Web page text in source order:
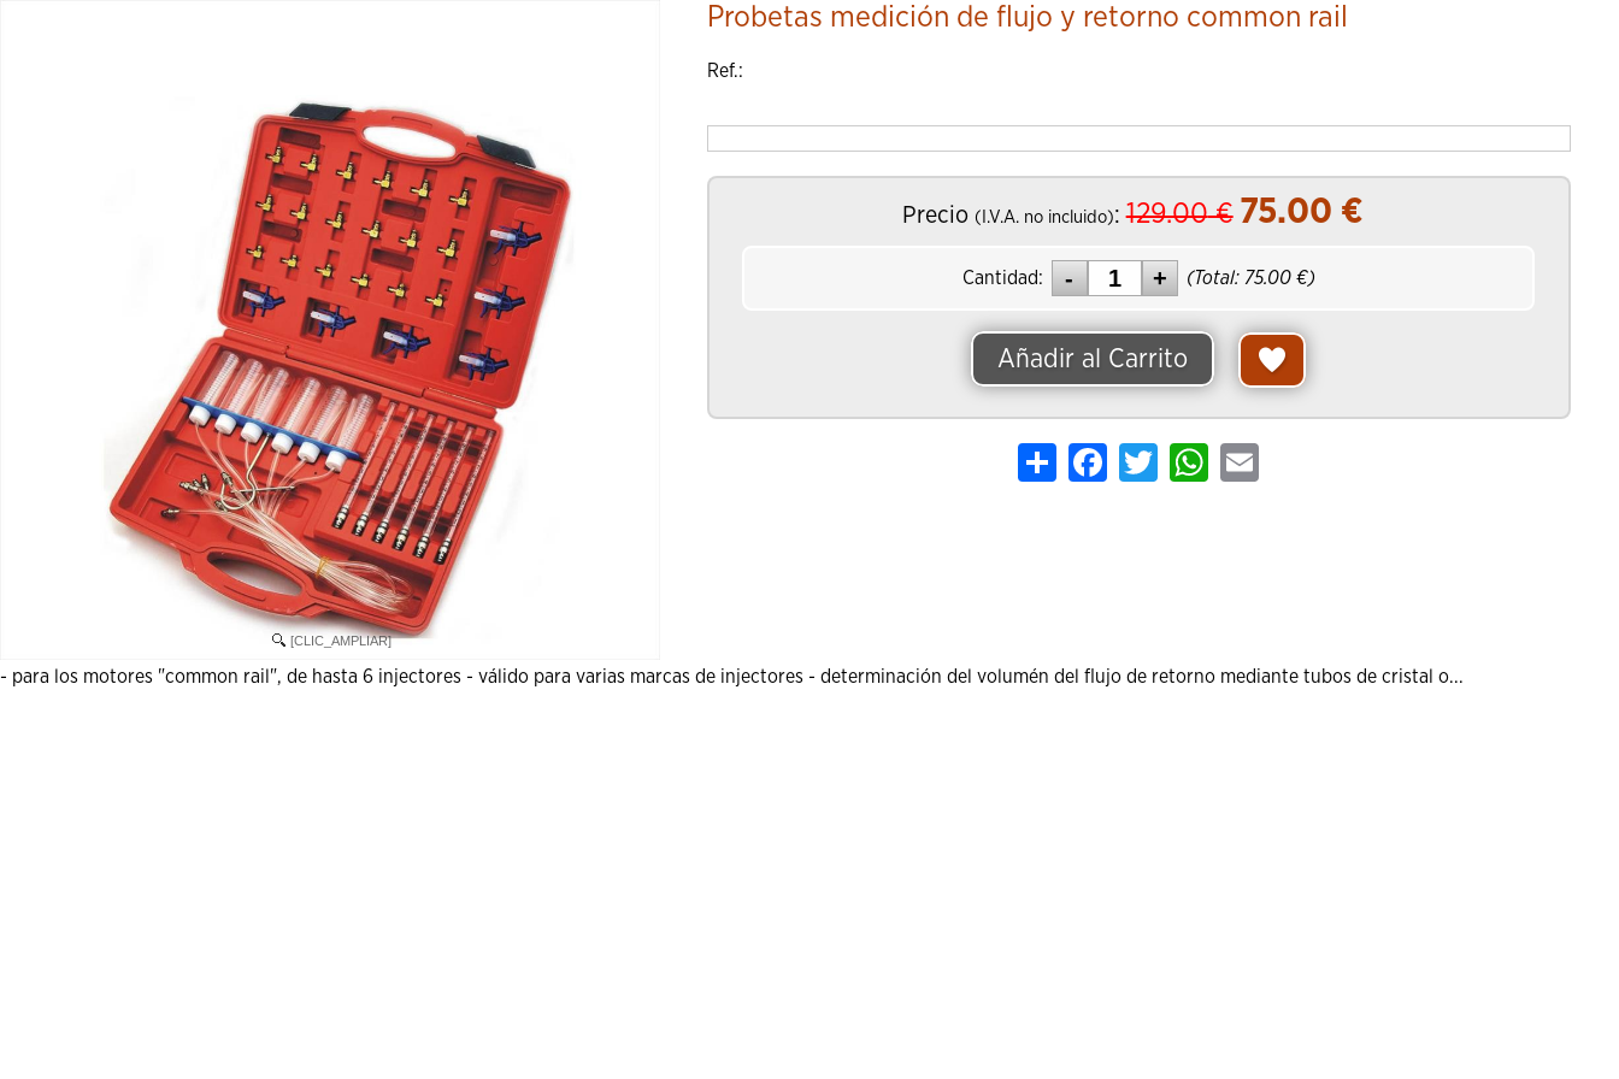
[CLIC_AMPLIAR]
Probetas medición de flujo y retorno common rail
Ref.:
Precio (I.V.A. no incluido): 129.00€ 75.00 €
Cantidad: (Total: 75.00€)
Añadir al Carrito
Share FacebookTwitter WhatsApp
- para los motores "common rail", de hasta 6 injectores - válido para varias marcas de injectores - determinación del volumén del flujo de retorno mediante tubos de cristal o...